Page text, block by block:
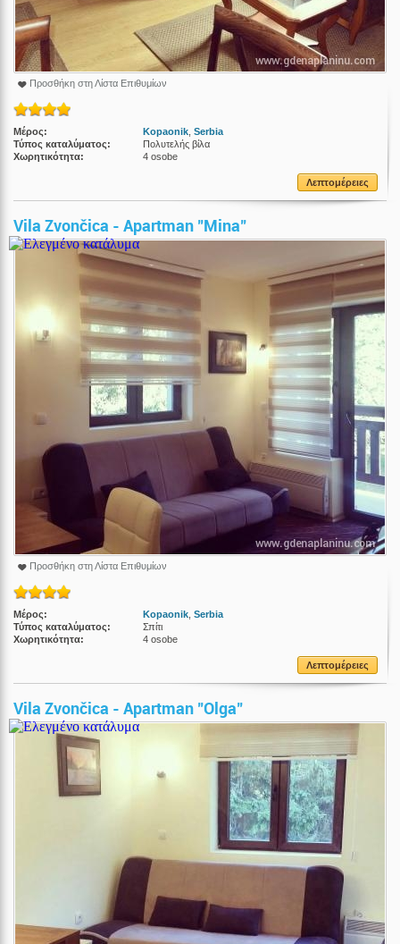
Προσθήκη στη Λίστα Επιθυμίων
Μέρος: Kopaonik Serbia
Τύπος καταλύματος:
Πολυτελής βίλα
Χωρητικότητα:
4 osobe
Λεπτομέρειες
Vila Zvončica - Apartman "Mina"
Προσθήκη στη Λίστα Επιθυμίων
Μέρος: Kopaonik Serbia
Τύπος καταλύματος:
Σπίτι
Χωρητικότητα:
4 osobe
Λεπτομέρειες
Vila Zvončica - Apartman "Olga"